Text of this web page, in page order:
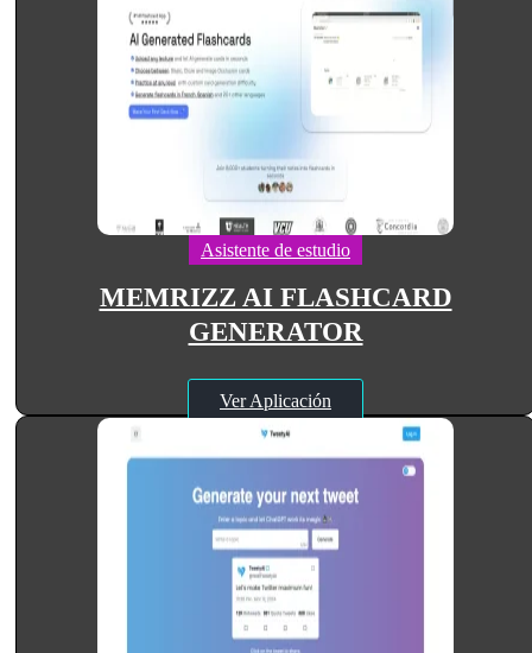
Asistente de estudio
MEMRIZZ AI FLASHCARD
GENERATOR
Ver Aplicación